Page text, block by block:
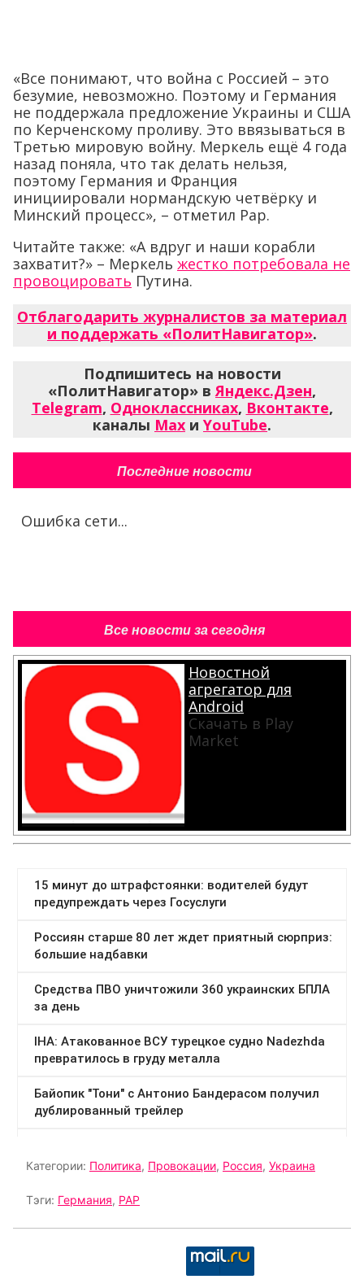
«Все понимают, что война с Россией – это
безумие, невозможно. Поэтому и Германия
не поддержала предложение Украины и США
по Керченскому проливу. Это ввязываться в
Третью мировую войну. Меркель ещё 4 года
назад поняла, что так делать нельзя,
поэтому Германия и Франция
инициировали нормандскую четвёрку и
Минский процесс», – отметил Рар.
Читайте также: «А вдруг и наши корабли
захватит?» – Меркель жестко потребовала не
провоцировать Путина.
Отблагодарить журналистов за материал
и поддержать «ПолитНавигатор».
Подпишитесь на новости
«ПолитНавигатор» вЯндекс.Дзен,
Telegram, Одноклассниках, Вконтакте,
каналы Max и YouTube.
Последние новости
Ошибка сети...
Все новости за сегодня
Новостной
агрегатор для
Android
Скачать в Play
Market
Категории: Политика, Провокации, Россия, Украина
Тэги: Германия, РАР